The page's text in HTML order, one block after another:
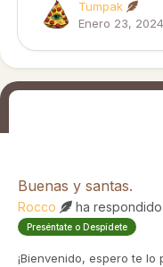
Tumpak
Enero 23, 2024
Buenas y santas.
Rocco ha
Preséntate o Despídete
¡Bienvenido, espero te lo